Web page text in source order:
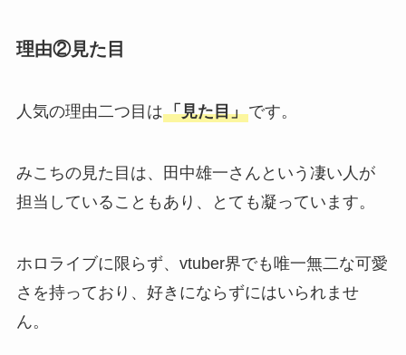
理由②見た目
人気の理由二つ目は「見た目」です。
みこちの見た目は、田中雄一さんという凄い人が
担当していることもあり、とても凝っています。
ホロライブに限らず、vtuber界でも唯一無二な可愛
さを持っており、好きにならずにはいられませ
ん。